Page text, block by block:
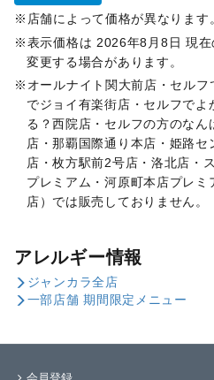
店舗によって価格が異なります
表示価格は 2026年8月8日 現在
変更する場合があります。
オールナイト関大前店・セル
でジョイ有楽街店・セルフでよ
る？西院店・セルフの方のな
店・那覇国際通り本店・姫路
店・枚方駅前2号店・洛北店・
プレミアム・河原町本店プレ
店）では販売しておりません。
アレルギー情報
ジャンカラ全店
一部店舗 期間限定メニュー